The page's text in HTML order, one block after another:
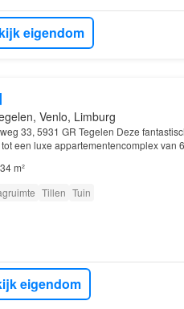
eigendom
Venlo, Limburg
33, 5931 GR Tegelen Deze
een luxe appartementencomplex van
méér dan heerlijk vertoeven is…
34 m²
Tillen Tuin
eigendom